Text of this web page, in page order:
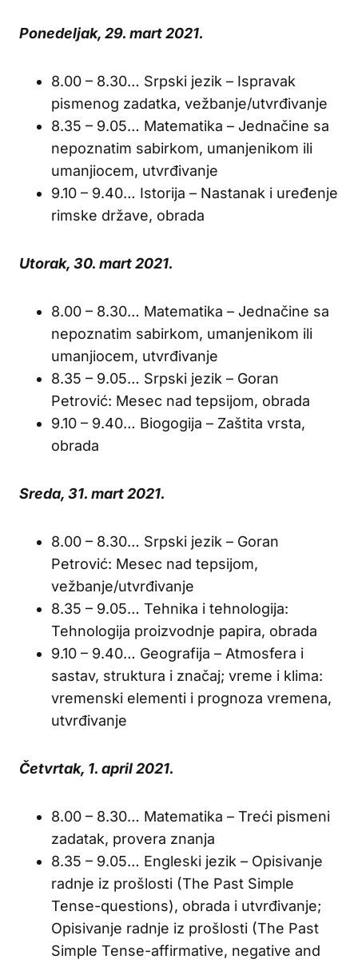
Ponedeljak, 29. mart 2021.
8.00 – 8.30… Srpski jezik – Ispravak
pismenog zadatka, vežbanje/utvrđivanje
8.35 – 9.05… Matematika – Jednačine sa
nepoznatim sabirkom, umanjenikom ili
umanjiocem, utvrđivanje
9.10 – 9.40… Istorija – Nastanak i uređenje
rimske države, obrada
Utorak, 30. mart 2021.
8.00 – 8.30… Matematika – Jednačine sa
nepoznatim sabirkom, umanjenikom ili
umanjiocem, utvrđivanje
8.35 – 9.05… Srpski jezik – Goran
Petrović: Mesec nad tepsijom, obrada
9.10 – 9.40… Biogogija – Zaštita vrsta,
obrada
Sreda, 31. mart 2021.
8.00 – 8.30… Srpski jezik – Goran
Petrović: Mesec nad tepsijom,
vežbanje/utvrđivanje
8.35 – 9.05… Tehnika i tehnologija:
Tehnologija proizvodnje papira, obrada
9.10 – 9.40… Geografija – Atmosfera i
sastav, struktura i značaj; vreme i klima:
vremenski elementi i prognoza vremena,
utvrđivanje
Četvrtak, 1. april 2021.
8.00 – 8.30… Matematika – Treći pismeni
zadatak, provera znanja
8.35 – 9.05… Engleski jezik – Opisivanje
radnje iz prošlosti (The Past Simple
Tense-questions), obrada i utvrđivanje;
Opisivanje radnje iz prošlosti (The Past
Simple Tense-affirmative, negative and